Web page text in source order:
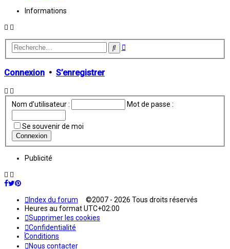
Informations
Rechercher
Recherche
Connexion • S’enregistrer
Nom d’utilisateur : Mot de passe :
Se souvenir de moi
Publicité
Index du forum ©2007 - 2026 Tous droits réservés
Heures au formatUTC+02:00
Supprimer les cookies
Confidentialité
Conditions
Nous contacter